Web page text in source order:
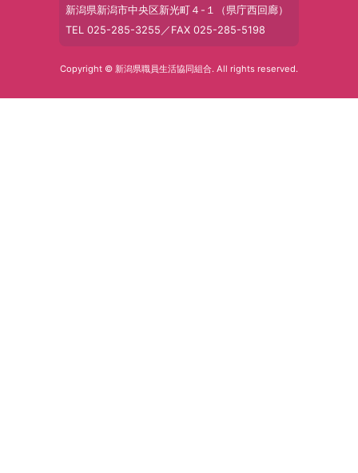
新潟県新潟市中央区新光町４-１（県庁西回廊）
TEL 025-285-3255／FAX 025-285-5198
Copyright © 新潟県職員生活協同組合. All rights reserved.